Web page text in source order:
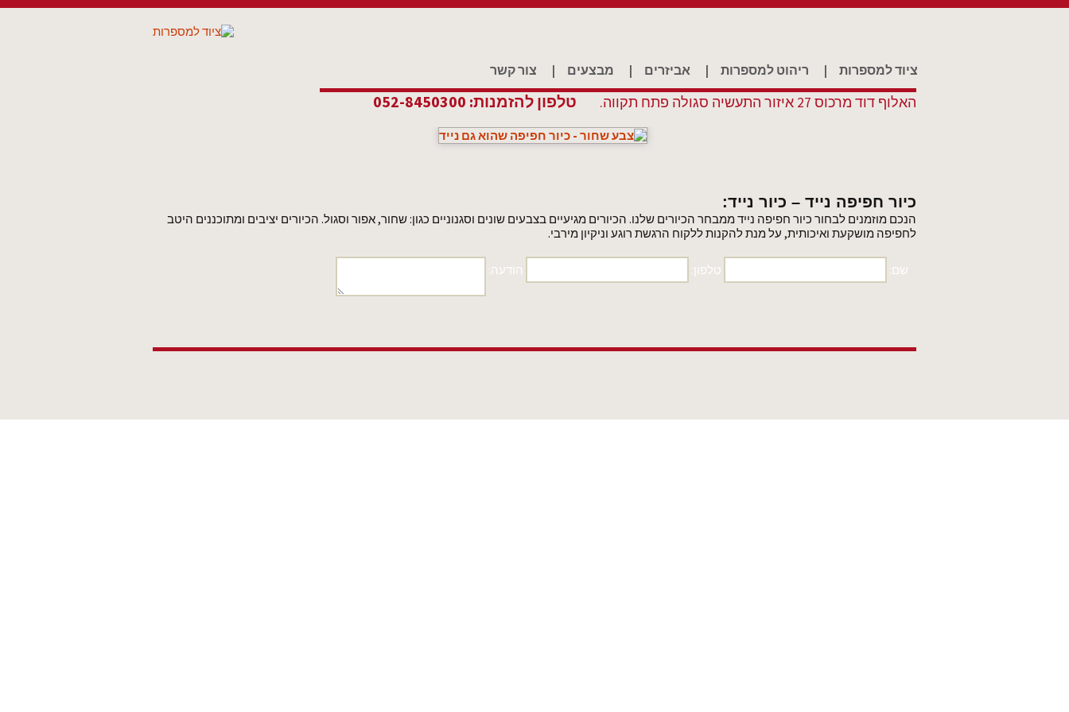
ציוד למספרות | ריהוט למספרות | אביזרים | מבצעים | צור קשר
האלוף דוד מרכוס 27 איזור התעשיה סגולה פתח תקווה. טלפון להזמנות: 052-8450300
כיור חפיפה נייד – כיור נייד:
הנכם מוזמנים לבחור כיור חפיפה נייד ממבחר הכיורים שלנו. הכיורים מגיעיים בצבעים שונים וסגנוניים כגון: שחור, אפור וסגול. הכיורים יציבים ומתוכננים היטב
לחפיפה מושקעת ואיכותית, על מנת להקנות ללקוח הרגשת רוגע וניקיון מירבי.
שם: טלפון: הודעה: